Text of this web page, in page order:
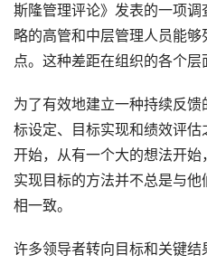
斯隆管理评论》发表的一项
略的高管和中层管理人员能
点。这种差距在组织的各个层
为了有效地建立一种持续反
标设定、目标实现和绩效评
开始，从有一个大的想法开始
实现目标的方法并不总是与
相一致。
许多领导者转向目标和关键结